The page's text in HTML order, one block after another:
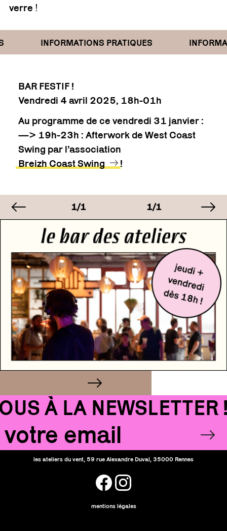
verre !
INFORMATIONS PRATIQUES
BAR FESTIF !
Vendredi 4 avril 2025, 18h-01h
Au programme de ce vendredi 31 janvier :
—> 19h-23h : Afterwork de West Coast
Swing par l’association
Breizh Coast Swing
!
image précédente
IMAGE
1/1 IMAGE
1/1
IMAGE
1/1 IMAGE
1/1
À LA NEWSLETTER
Email
les ateliers du vent, 59 rue Alexandre Duval, 35000 Rennes
facebookinstagram
mentions légales